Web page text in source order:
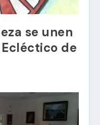
se unen
de